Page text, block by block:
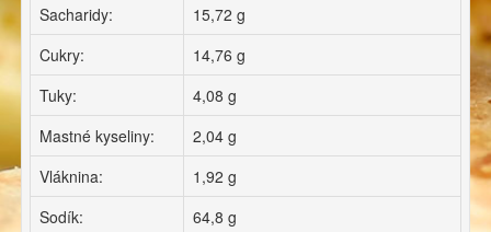
Sacharidy:
15,72 g
Cukry:
14,76 g
Tuky:
4,08 g
Mastné kyseliny:
2,04 g
Vláknina:
1,92 g
Sodík:
64,8 g